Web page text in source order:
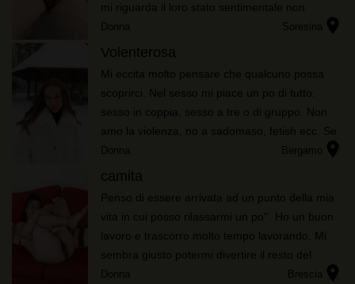
mi riguarda il loro stato sentimentale non
facendomi problemi di sorta ma solamente
voglio accompagnare quei momenti...
Soresina location_on
Donna
Volenterosa
Mi eccita molto pensare che qualcuno possa
scoprirci. Nel sesso mi piace un po di tutto:
sesso in coppia, sesso a tre o di gruppo. Non
amo la violenza, no a sadomaso, fetish ecc. Se
ti va d'incontrarmi contattami subito e Bergamo location_on
Donna
camita
Penso di essere arrivata ad un punto della mia
vita in cui posso rilassarmi un po''. Ho un buon
lavoro e trascorro molto tempo lavorando. Mi
sembra giusto potermi divertire il resto del
tempo. Il problema è con chi
Brescia location_on
Donna